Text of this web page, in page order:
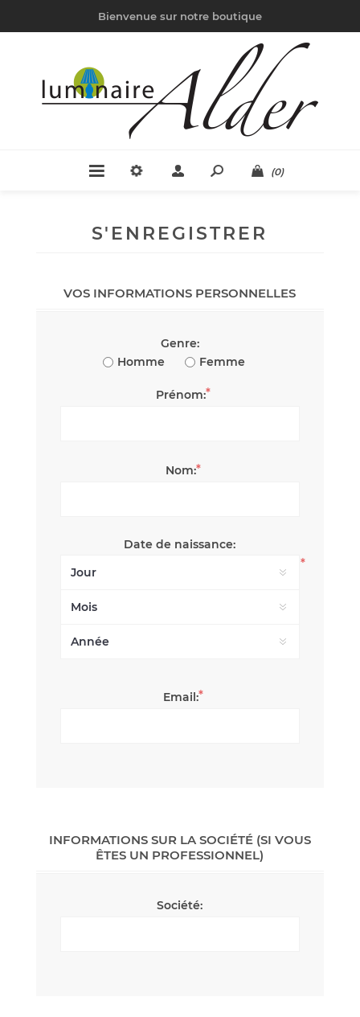
Bienvenue sur notre boutique
(0)
S'ENREGISTRER
VOS INFORMATIONS PERSONNELLES
Genre:
Homme
Femme
Prénom:*
Nom:*
Date de naissance:
*
Email:*
INFORMATIONS SUR LA SOCIÉTÉ (SI VOUS
ÊTES UN PROFESSIONNEL)
Société: